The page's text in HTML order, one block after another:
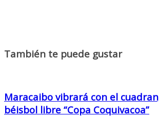
También te puede gustar
Maracaibo vibrará con el
béisbol libre “Copa Coquivacoa”